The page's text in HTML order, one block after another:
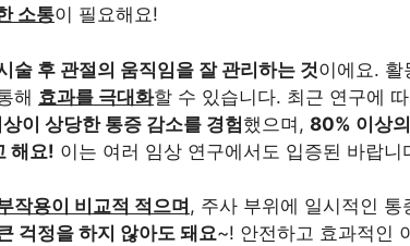
소통이 필요해요!
술 후 관절의 움직임을 잘 관리하는 것이에요. 활
해 효과를 극대화할 수 있습니다. 최근 연구에
이 상당한 통증 감소를 경험했으며, 80% 이상
해요! 이는 여러 임상 연구에서도 입증된 바랍니
작용이 비교적 적으며 , 주사 부위에 일시적인
걱정을 하지 않아도 돼요~! 안전하고 효과적인